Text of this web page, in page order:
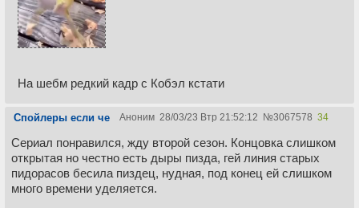
в маске Кира, ему танцевали 4 человека в масках козла,
шута, молодой и старой женщины. Также на одной из
картин, Кир Игэн предстает в роли некоего мессии, который
Козы являются важным животным в мифологии евреев.
Бля. А я ещё думал что за ряженых ебанатов привели
Причем я видел козу с шутом у Кобел, но не сопоставил
одно с другим, лол.
А с мессией-основателем очень мутная история, я сначала
подумал что старикашка который подошёл к Хелли, это и
есть сам основатель, чучело которого стояло в центре
На шебм редкий кадр с Кобэл кстати
Спойлеры если че Аноним 28/03/23 Втр 21:52:12 №3067578 34
Сериал понравился, жду второй сезон. Концовка слишком
открытая но честно есть дыры пизда, гей линия старых
пидорасов бесила пиздец, нудная, под конец ей слишком
много времени уделяется.